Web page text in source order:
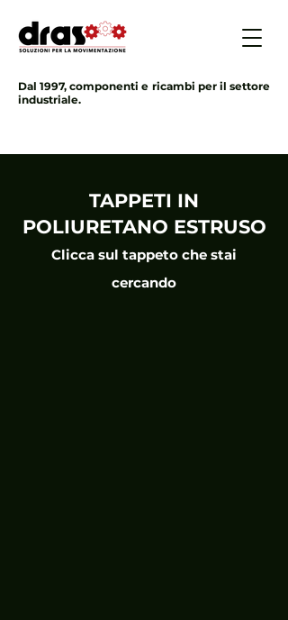
Dal 1997, componenti e ricambi per il settore
industriale.
TAPPETI IN
POLIURETANO ESTRUSO
Clicca sul tappeto che stai
cercando